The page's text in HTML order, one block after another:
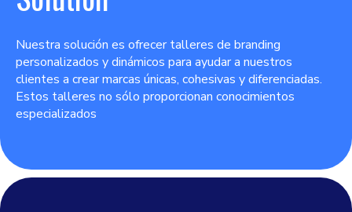
Nuestra solución es ofrecer talleres de branding
personalizados y dinámicos para ayudar a nuestros
clientes a crear marcas únicas, cohesivas y diferenciadas.
Estos talleres no sólo proporcionan conocimientos
especializados